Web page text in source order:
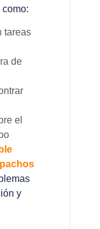
tareas
de
el
y